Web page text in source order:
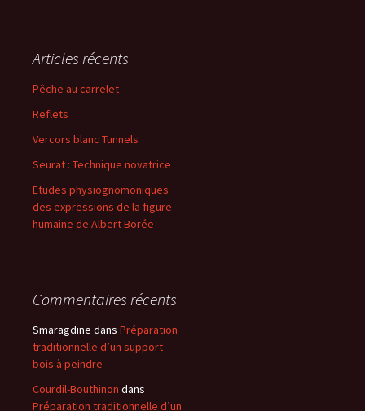
Articles récents
Pêche au carrelet
Reflets
Vercors blanc Tunnels
Seurat : Technique novatrice
Etudes physiognomoniques
des expressions de la figure
humaine de Albert Borée
Commentaires récents
Smaragdine dans Préparation
traditionnelle d’un support
bois à peindre
Courdil-Bouthinon dans
Préparation traditionnelle d’un